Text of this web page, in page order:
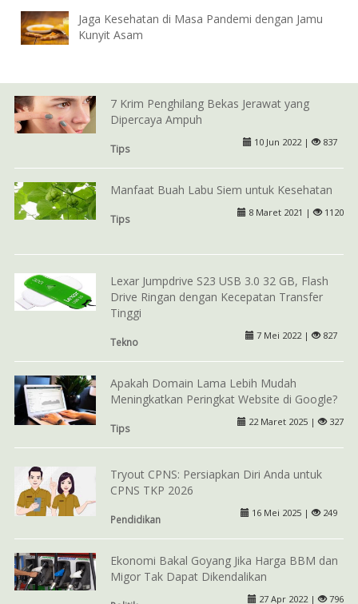
Jaga Kesehatan di Masa Pandemi dengan Jamu
Kunyit Asam
7 Krim Penghilang Bekas Jerawat yang
Dipercaya Ampuh
Tips
10 Jun 2022 | 837
Manfaat Buah Labu Siem untuk Kesehatan
Tips
8 Maret 2021 | 1120
Lexar Jumpdrive S23 USB 3.0 32 GB, Flash
Drive Ringan dengan Kecepatan Transfer
Tinggi
Tekno
7 Mei 2022 | 827
Apakah Domain Lama Lebih Mudah
Meningkatkan Peringkat Website di Google?
Tips
22 Maret 2025 | 327
Tryout CPNS: Persiapkan Diri Anda untuk
CPNS TKP 2026
Pendidikan
16 Mei 2025 | 249
Ekonomi Bakal Goyang Jika Harga BBM dan
Migor Tak Dapat Dikendalikan
27 Apr 2022 | 796